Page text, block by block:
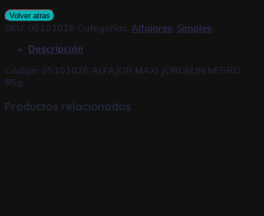
Volver atras
SKU: 05101026 Categorías: Alfajores, Simples
Descripción
Código: 05101026 ALFAJOR MAXI JORGELIN NEGRO
85g
Productos relacionados